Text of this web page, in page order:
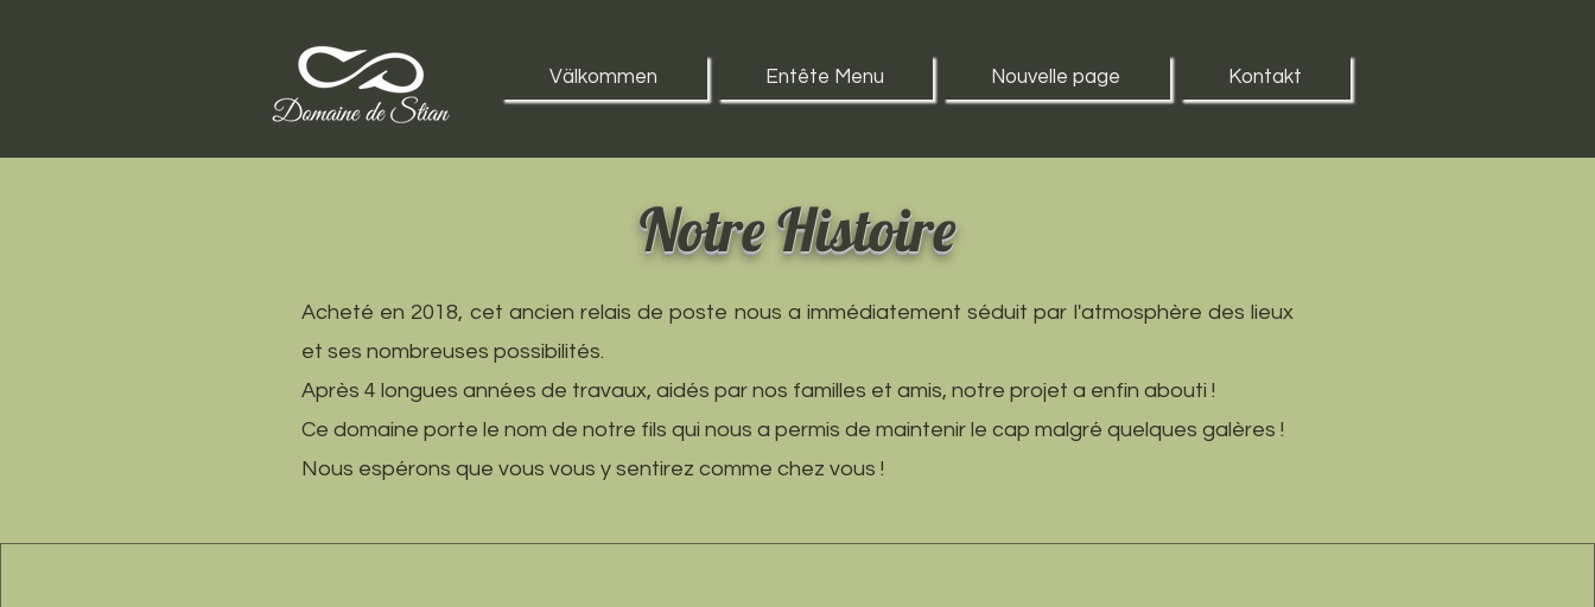
Välkommen Entête Menu Nouvelle page Kontakt
Notre Histoire
Acheté en 2018, cet ancien relais de poste nous a immédiatement séduit par l'atmosphère des lieux
et ses nombreuses possibilités.
Après 4 longues années de travaux, aidés par nos familles et amis, notre projet a enfin abouti !
Ce domaine porte le nom de notre fils qui nous a permis de maintenir le cap malgré quelques galères !
Nous espérons que vous vous y sentirez comme chez vous !